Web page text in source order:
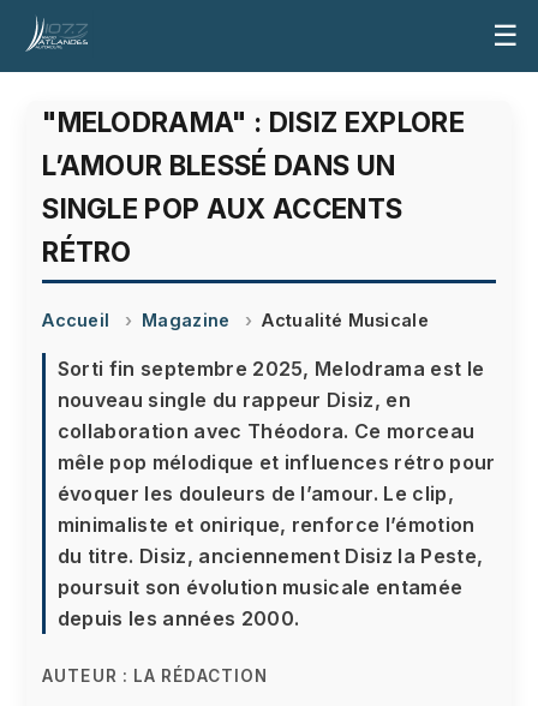
☰
"MELODRAMA" : DISIZ EXPLORE
L’AMOUR BLESSÉ DANS UN
SINGLE POP AUX ACCENTS
RÉTRO
Accueil Magazine Actualité Musicale
Sorti fin septembre 2025, Melodrama est le
nouveau single du rappeur Disiz, en
collaboration avec Théodora. Ce morceau
mêle pop mélodique et influences rétro pour
évoquer les douleurs de l’amour. Le clip,
minimaliste et onirique, renforce l’émotion
du titre. Disiz, anciennement Disiz la Peste,
poursuit son évolution musicale entamée
depuis les années 2000.
AUTEUR : LA RÉDACTION